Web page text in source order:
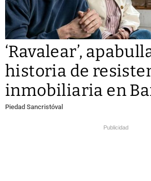
‘Ravalear’,
historia de
inmobiliaria en
Piedad Sancristóval
Publicidad